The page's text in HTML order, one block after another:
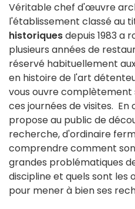
Véritable chef d'œuvre
l'établissement classé au
historiquesdepuis 1983 a
plusieurs années de
réservé habituellement
en histoire de l'art
vous ouvre complètement
ces journées de visites. En
propose au public de
recherche, d'ordinaire
comprendre comment
grandes problématiques
discipline et quels sont les
pour mener à bien ses